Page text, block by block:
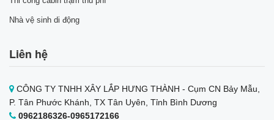
Nhà vệ sinh di động
Liên hệ
CÔNG TY TNHH XÂY LẮP HƯNG THÀNH - Cụm CN Bảy Mẫu,
P. Tân Phước Khánh, TX Tân Uyên, Tỉnh Bình Dương
0962186326-0965172166